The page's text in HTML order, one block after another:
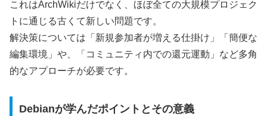
これはArchWikiだけでなく、ほぼ全ての大規模プロジェク
トに通じる古くて新しい問題です。
解決策については「新規参加者が増える仕掛け」「簡便な
編集環境」や、「コミュニティ内での還元運動」など多角
的なアプローチが必要です。
Debianが学んだポイントとその意義